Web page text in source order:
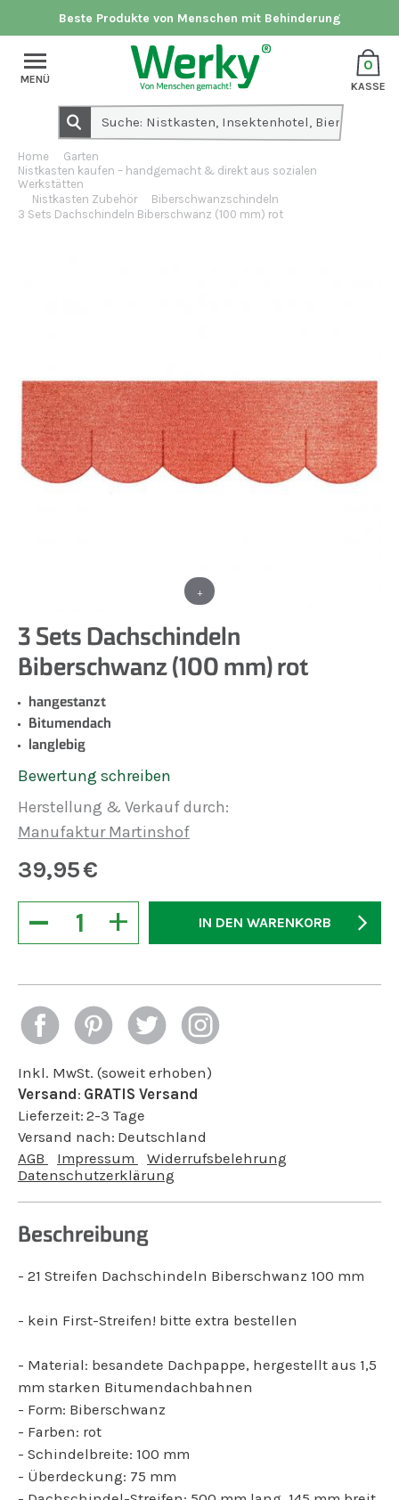
Beste Produkte von Menschen mit Behinderung
0
KASSE
MENÜ
Home
Garten
Nistkasten kaufen – handgemacht & direkt aus sozialen
Werkstätten
Nistkasten Zubehör
Biberschwanzschindeln
3 Sets Dachschindeln Biberschwanz (100 mm) rot
+
3 Sets Dachschindeln
Biberschwanz (100 mm) rot
hangestanzt
Bitumendach
langlebig
Bewertung schreiben
Herstellung & Verkauf durch:
Manufaktur Martinshof
39,95€
+
− IN DEN WARENKORB
Inkl. MwSt. (soweit erhoben)
Versand: GRATIS Versand
Lieferzeit: 2-3 Tage
Versand nach: Deutschland
AGB
Impressum
Widerrufsbelehrung
Datenschutzerklärung
Beschreibung
- 21 Streifen Dachschindeln Biberschwanz 100 mm
- kein First-Streifen! bitte extra bestellen
- Material: besandete Dachpappe, hergestellt aus 1,5
mm starken Bitumendachbahnen
- Form: Biberschwanz
- Farben: rot
- Schindelbreite: 100 mm
- Überdeckung: 75 mm